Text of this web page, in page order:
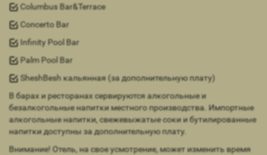
Columbus Bar&Terrace
Concerto Bar
Infinity Pool Bar
Palm Pool Bar
SheshBesh кальянная (за дополнительную плату)
В барах и ресторанах сервируются алкогольные и
безалкогольные напитки местного производства. Импортные
алкогольные напитки, свежевыжатые соки и бутилированные
напитки доступны за дополнительную плату.
Внимание! Отель, на свое усмотрение, может изменить время